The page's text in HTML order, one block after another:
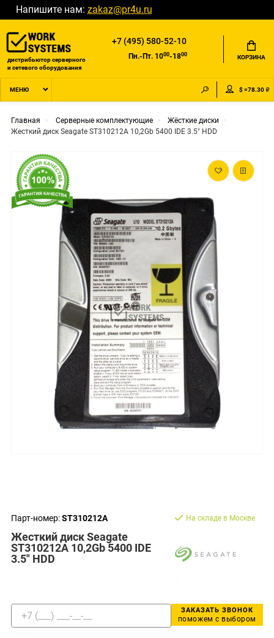
Напишите нам: zakaz@pr4u.ru
дистрибьютор серверного
и сетевого оборудования
+7 (495) 580-52-10
Пн.-Пт. 1000-1800 КОРЗИНА
МЕНЮ $ =78.30 ₽
Главная Серверные комплектующие
Жёсткие диски
Жесткий диск Seagate ST310212A 10,2Gb 5400 IDE 3.5" HDD
Парт-номер:ST310212A
Жесткий диск Seagate
ST310212A 10,2Gb 5400 IDE
3.5" HDD
На складе в Москве
ЗАКАЗАТЬ ЗВОНОК
поможем с выбором